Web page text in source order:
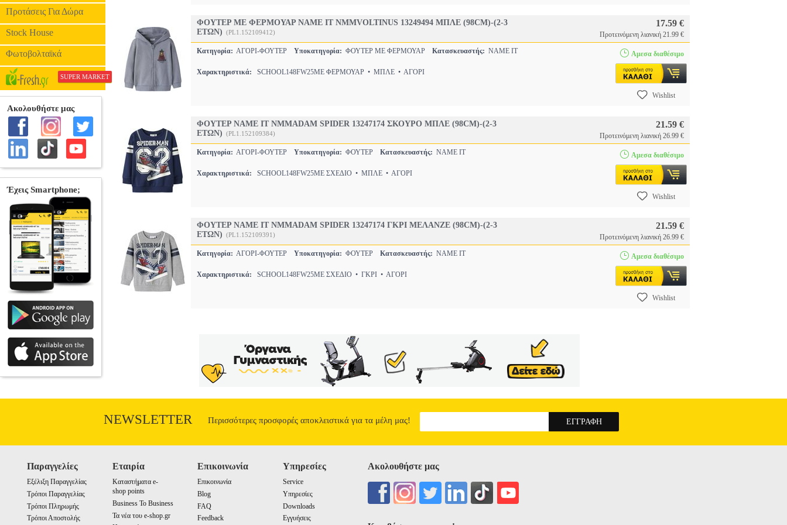
Προτάσεις Για Δώρα
Stock House
Φωτοβολταϊκά
SUPER MARKET
ΦΟΥΤΕΡ ΜΕ ΦΕΡΜΟΥΑΡ NAME IT NMMVOLTINUS 13249494 ΜΠΛΕ (98CM)-(2-3
ΕΤΩΝ) (PL1.152109412)
17.59 €
Προτεινόμενη λιανική 21.99 €
Κατηγορία: ΑΓΟΡΙ-ΦΟΥΤΕΡ Υποκατηγορία: ΦΟΥΤΕΡ ΜΕ ΦΕΡΜΟΥΑΡ Κατασκευαστής: NAME IT
Χαρακτηριστικά: SCHOOL148FW25ΜΕ ΦΕΡΜΟΥΑΡ • ΜΠΛΕ • ΑΓΟΡΙ
Αμεσα διαθέσιμο
Wishlist
ΦΟΥΤΕΡ NAME IT NMMADAM SPIDER 13247174 ΣΚΟΥΡΟ ΜΠΛΕ (98CM)-(2-3
ΕΤΩΝ) (PL1.152109384)
21.59 €
Προτεινόμενη λιανική 26.99 €
Κατηγορία: ΑΓΟΡΙ-ΦΟΥΤΕΡ Υποκατηγορία: ΦΟΥΤΕΡ Κατασκευαστής: NAME IT
Χαρακτηριστικά: SCHOOL148FW25ΜΕ ΣΧΕΔΙΟ • ΜΠΛΕ • ΑΓΟΡΙ
Αμεσα διαθέσιμο
Wishlist
ΦΟΥΤΕΡ NAME IT NMMADAM SPIDER 13247174 ΓΚΡΙ ΜΕΛΑΝΖΕ (98CM)-(2-3
ΕΤΩΝ) (PL1.152109391)
21.59 €
Προτεινόμενη λιανική 26.99 €
Κατηγορία: ΑΓΟΡΙ-ΦΟΥΤΕΡ Υποκατηγορία: ΦΟΥΤΕΡ Κατασκευαστής: NAME IT
Χαρακτηριστικά: SCHOOL148FW25ΜΕ ΣΧΕΔΙΟ • ΓΚΡΙ • ΑΓΟΡΙ
Αμεσα διαθέσιμο
Wishlist
NEWSLETTER Περισσότερες προσφορές αποκλειστικά για τα μέλη μας!
Παραγγελίες
Εξέλιξη Παραγγελίας
Τρόποι Παραγγελίας
Τρόποι Πληρωμής
Τρόποι Αποστολής
Εταιρία
Καταστήματα e-
shop points
Business To Business
Τα νέα του e-shop.gr
Επικοινωνία
Επικοινωνία
Blog
FAQ
Feedback
Υπηρεσίες
Service
Υπηρεσίες
Downloads
Εγγυήσεις
Ακολουθήστε μας